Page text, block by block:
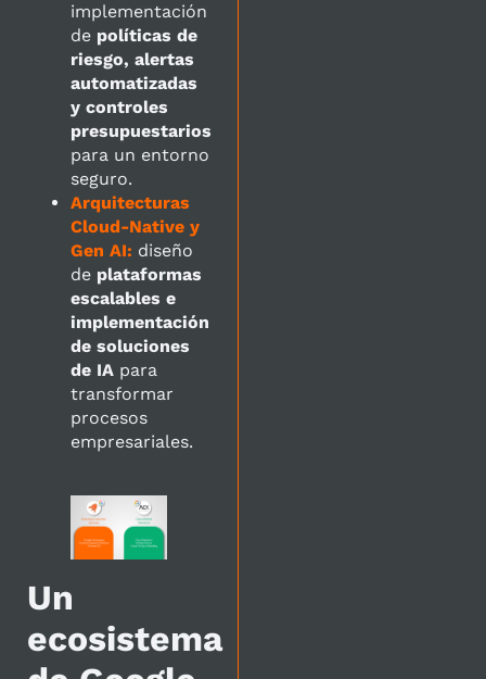
implementación
de políticas de
riesgo, alertas
automatizadas
y controles
presupuestarios
para un entorno
seguro.
Arquitecturas
Cloud-Native y
Gen AI: diseño
de plataformas
escalables e
implementación
de soluciones
de IApara
transformar
procesos
empresariales.
Un
ecosistema